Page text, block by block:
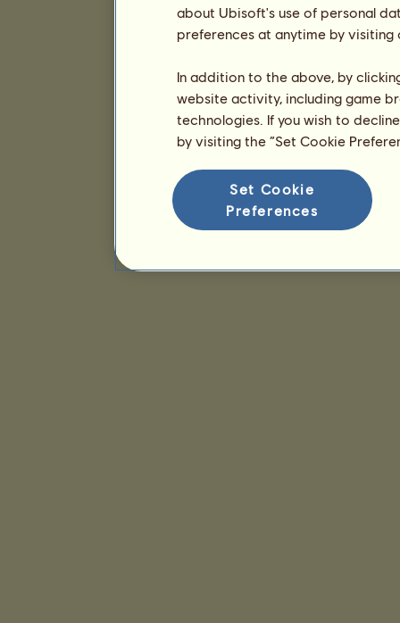
about Ubisoft's use of personal
preferences at anytime by
In addition to the above, by
website activity, including game
technologies. If you wish to
by visiting the “Set Cookie
Set Cookie
Preferences